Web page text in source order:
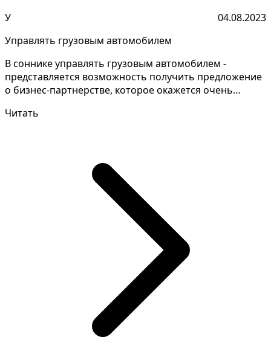
У
04.08.2023
Управлять грузовым автомобилем
В соннике управлять грузовым автомобилем -
представляется возможность получить предложение
о бизнес-партнерстве, которое окажется очень
Читать